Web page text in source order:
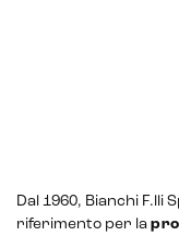
Dal 1960, Bianchi F.lli
riferimento per la